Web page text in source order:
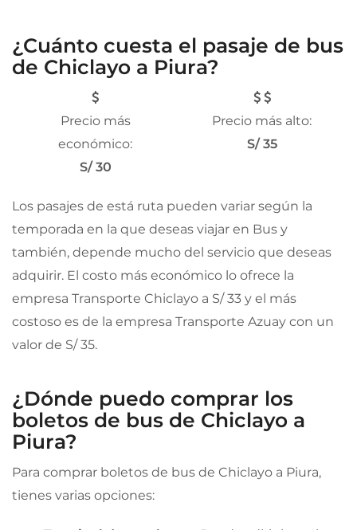
¿Cuánto cuesta el pasaje de bus
de Chiclayo a Piura?
Precio más
económico:
S/ 30
Precio más alto:
S/ 35
Los pasajes de está ruta pueden variar según la
temporada en la que deseas viajar en Bus y
también, depende mucho del servicio que deseas
adquirir. El costo más económico lo ofrece la
empresa Transporte Chiclayo a S/ 33 y el más
costoso es de la empresa Transporte Azuay con un
valor de S/ 35.
¿Dónde puedo comprar los
boletos de bus de Chiclayo a
Piura?
Para comprar boletos de bus de Chiclayo a Piura,
tienes varias opciones: